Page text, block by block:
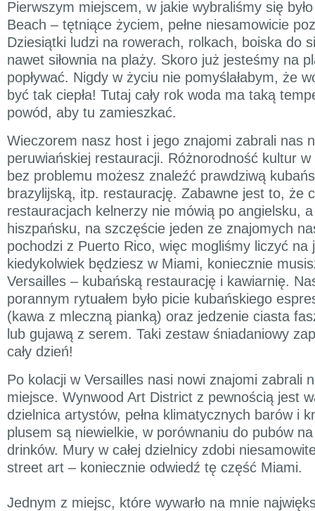
Pierwszym miejscem, w jakie wybraliśmy się
Beach – tętniące życiem, pełne niesamowicie
Dziesiątki ludzi na rowerach, rolkach, boiska do
nawet siłownia na plaży. Skoro już jesteśmy na
popływać. Nigdy w życiu nie pomyślałabym, że
być tak ciepła! Tutaj cały rok woda ma taką
powód, aby tu zamieszkać.
Wieczorem nasz host i jego znajomi zabrali nas
peruwiańskiej restauracji. Różnorodność kultur
bez problemu możesz znaleźć prawdziwą
brazylijską, itp. restaurację. Zabawne jest to, że
restauracjach kelnerzy nie mówią po angielsku,
hiszpańsku, na szczęście jeden ze znajomych
pochodzi z Puerto Rico, więc mogliśmy liczyć na
kiedykolwiek będziesz w Miami, koniecznie
Versailles – kubańską restaurację i kawiarnię.
porannym rytuałem było picie kubańskiego
(kawa z mleczną pianką) oraz jedzenie ciasta
lub gujawą z serem. Taki zestaw śniadaniowy
cały dzień!
Po kolacji w Versailles nasi nowi znajomi zabrali
miejsce. Wynwood Art District z pewnością jest
dzielnica artystów, pełna klimatycznych barów i
plusem są niewielkie, w porównaniu do pubów
drinków. Mury w całej dzielnicy zdobi
street art – koniecznie odwiedź tę część Miami.
Jednym z miejsc, które wywarło na mnie